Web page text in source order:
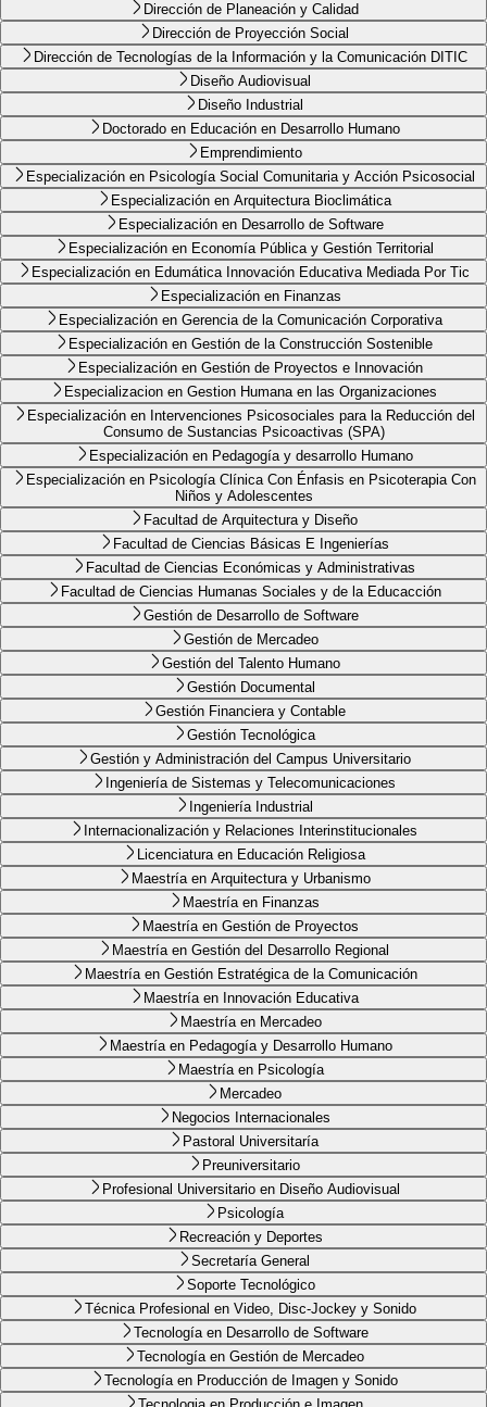
Dirección de Planeación y Calidad
Dirección de Proyección Social
Dirección de Tecnologías de la Información y la Comunicación DITIC
Diseño Audiovisual
Diseño Industrial
Doctorado en Educación en Desarrollo Humano
Emprendimiento
Especialización en Psicología Social Comunitaria y Acción Psicosocial
Especialización en Arquitectura Bioclimática
Especialización en Desarrollo de Software
Especialización en Economía Pública y Gestión Territorial
Especialización en Edumática Innovación Educativa Mediada Por Tic
Especialización en Finanzas
Especialización en Gerencia de la Comunicación Corporativa
Especialización en Gestión de la Construcción Sostenible
Especialización en Gestión de Proyectos e Innovación
Especializacion en Gestion Humana en las Organizaciones
Especialización en Intervenciones Psicosociales para la Reducción del
Consumo de Sustancias Psicoactivas (SPA)
Especialización en Pedagogía y desarrollo Humano
Especialización en Psicología Clínica Con Énfasis en Psicoterapia Con
Niños y Adolescentes
Facultad de Arquitectura y Diseño
Facultad de Ciencias Básicas E Ingenierías
Facultad de Ciencias Económicas y Administrativas
Facultad de Ciencias Humanas Sociales y de la Educacción
Gestión de Desarrollo de Software
Gestión de Mercadeo
Gestión del Talento Humano
Gestión Documental
Gestión Financiera y Contable
Gestión Tecnológica
Gestión y Administración del Campus Universitario
Ingeniería de Sistemas y Telecomunicaciones
Ingeniería Industrial
Internacionalización y Relaciones Interinstitucionales
Licenciatura en Educación Religiosa
Maestría en Arquitectura y Urbanismo
Maestría en Finanzas
Maestría en Gestión de Proyectos
Maestría en Gestión del Desarrollo Regional
Maestría en Gestión Estratégica de la Comunicación
Maestría en Innovación Educativa
Maestría en Mercadeo
Maestría en Pedagogía y Desarrollo Humano
Maestría en Psicología
Mercadeo
Negocios Internacionales
Pastoral Universitaría
Preuniversitario
Profesional Universitario en Diseño Audiovisual
Psicología
Recreación y Deportes
Secretaría General
Soporte Tecnológico
Técnica Profesional en Video, Disc-Jockey y Sonido
Tecnología en Desarrollo de Software
Tecnología en Gestión de Mercadeo
Tecnología en Producción de Imagen y Sonido